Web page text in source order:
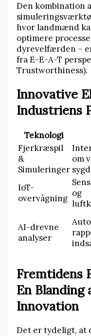
Den kombination
hvor landmænd
optimere
dyrevelfærden –
fra E-E-A-T
Trustworthiness).
Innovative
Industriens
Teknologi
Fjerkræspil
&
Simuleringer
om
IoT-
overvågning og
AI-drevne
analyser
Fremtidens
En
Innovation
Det er tydeligt, at